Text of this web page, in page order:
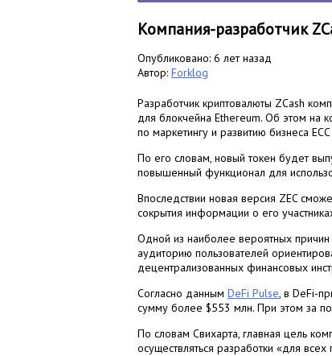
Компания-разработчик
Опубликовано: 6 лет назад
Автор: Forklog
Разработчик криптовалюты ZCash
для блокчейна Ethereum. Об этом на
по маркетингу и развитию бизнеса
По его словам, новый токен будет
повышенный функционал для
Впоследствии новая версия ZEC
сокрытия информации о его
Одной из наиболее вероятных причин
аудиторию пользователей
децентрализованных финансовых
Согласно данным DeFi Pulse, в DeFi-
сумму более $553 млн. При этом за
По словам Свихарта, главная цель
осуществляться разработки «для